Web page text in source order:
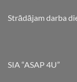
Strādājam darba
SIA “ASAP 4U”